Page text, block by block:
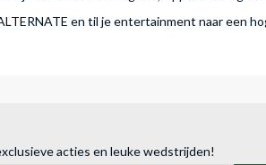
en til je entertainment naar een
acties en leuke wedstrijden!